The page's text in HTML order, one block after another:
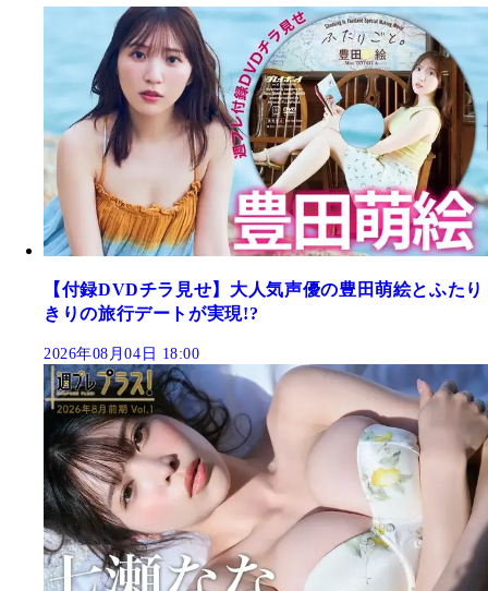
【付録DVDチラ見せ】大人気声優の豊田萌絵とふたり
きりの旅行デートが実現!?
2026年08月04日 18:00